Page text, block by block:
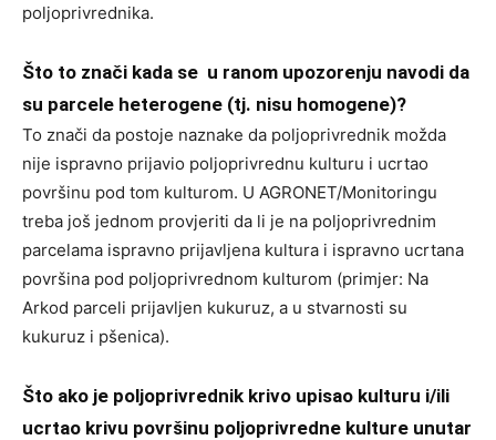
poljoprivrednika.
Što to znači kada se u ranom upozorenju navodi da
su parcele heterogene (tj. nisu homogene)?
To znači da postoje naznake da poljoprivrednik možda
nije ispravno prijavio poljoprivrednu kulturu i ucrtao
površinu pod tom kulturom. U AGRONET/Monitoringu
treba još jednom provjeriti da li je na poljoprivrednim
parcelama ispravno prijavljena kultura i ispravno ucrtana
površina pod poljoprivrednom kulturom (primjer: Na
Arkod parceli prijavljen kukuruz, a u stvarnosti su
kukuruz i pšenica).
Što ako je poljoprivrednik krivo upisao kulturu i/ili
ucrtao krivu površinu poljoprivredne kulture unutar